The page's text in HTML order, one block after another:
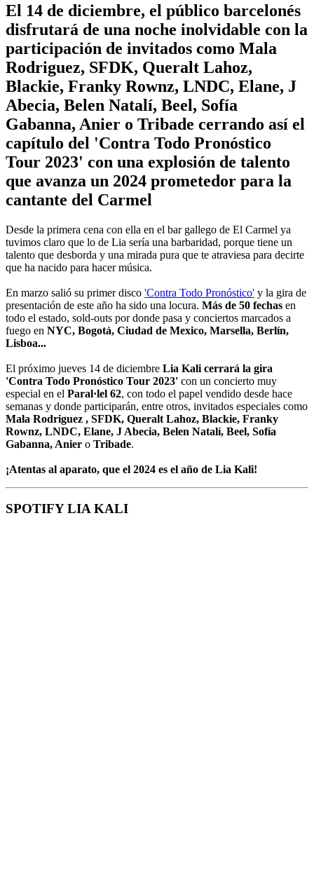
El 14 de diciembre, el público barcelonés
disfrutará de una noche inolvidable con la
participación de invitados como Mala
Rodriguez, SFDK, Queralt Lahoz,
Blackie, Franky Rownz, LNDC, Elane, J
Abecia, Belen Natalí, Beel, Sofía
Gabanna, Anier o Tribade cerrando así el
capítulo del 'Contra Todo Pronóstico
Tour 2023' con una explosión de talento
que avanza un 2024 prometedor para la
cantante del Carmel
Desde la primera cena con ella en el bar gallego de El Carmel ya
tuvimos claro que lo de Lia sería una barbaridad, porque tiene un
talento que desborda y una mirada pura que te atraviesa para decirte
que ha nacido para hacer música.
En marzo salió su primer disco 'Contra Todo Pronóstico' y la gira de
presentación de este año ha sido una locura. Más de 50 fechas en
todo el estado, sold-outs por donde pasa y conciertos marcados a
fuego en NYC, Bogotá, Ciudad de Mexico, Marsella, Berlín,
Lisboa...
El próximo jueves 14 de diciembre Lia Kali cerrará la gira
'Contra Todo Pronóstico Tour 2023' con un concierto muy
especial en el Paral·lel 62, con todo el papel vendido desde hace
semanas y donde participarán, entre otros, invitados especiales como
Mala Rodriguez , SFDK, Queralt Lahoz, Blackie, Franky
Rownz, LNDC, Elane, J Abecia, Belen Natalí, Beel, Sofía
Gabanna, Anier o Tribade.
¡Atentas al aparato, que el 2024 es el año de Lia Kali!
SPOTIFY LIA KALI